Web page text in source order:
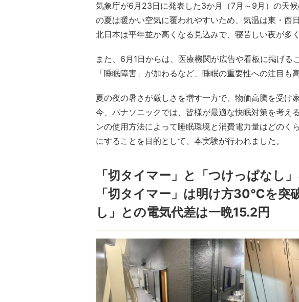
気象庁が6月23日に発表した3か月（7月～9月）の天
の夏は暖かい空気に覆われやすいため、気温は東・西
北日本は平年並か高くなる見込みで、寝苦しい夜が多
また、6月1日からは、医療機関が広告や看板に掲げる
「睡眠障害」が加わるなど、睡眠の重要性への注目も
夏の夜の暑さが厳しさを増す一方で、物価高騰を受け
今、パナソニックでは、皆様が最適な快眠対策を考え
ンの使用方法によって睡眠環境と消費電力量はどのく
にすることを目的として、本実験が行われました。
「切タイマー」と「つけっぱなし
「切タイマー」は明け方30℃を突
し」との電気代差は一晩15.2円